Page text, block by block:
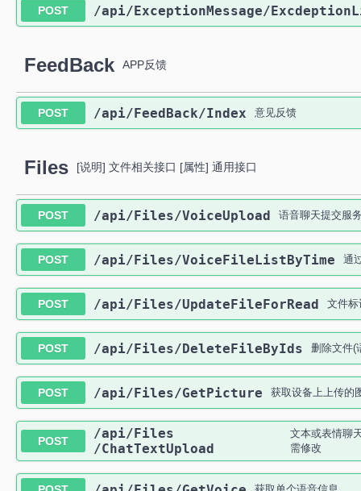
POST ​/api​/ExceptionMessage​/
FeedBack APP反馈
POST ​/api​/FeedBack​/Index 意见反馈
Files [说明] 文件相关接口 [属性] 通用接口
POST ​/api​/Files​/VoiceUpload 语音聊天提交服
POST ​/api​/Files​/VoiceFileListByTime 通
POST ​/api​/Files​/UpdateFileForRead 文件
POST ​/api​/Files​/DeleteFileByIds 删除文件(
POST ​/api​/Files​/GetPicture 获取设备上上传的
POST
​/api​/Files​
/ChatTextUpload
文本或表情聊
需修改